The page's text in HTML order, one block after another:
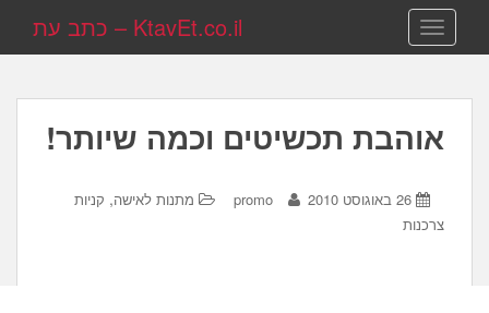
TOGGLE NAVIGATION KtavEt.co.il – כתב עת
אוהבת תכשיטים וכמה שיותר!
26 באוגוסט 2010 promo מתנות לאישה, קניות
צרכנות